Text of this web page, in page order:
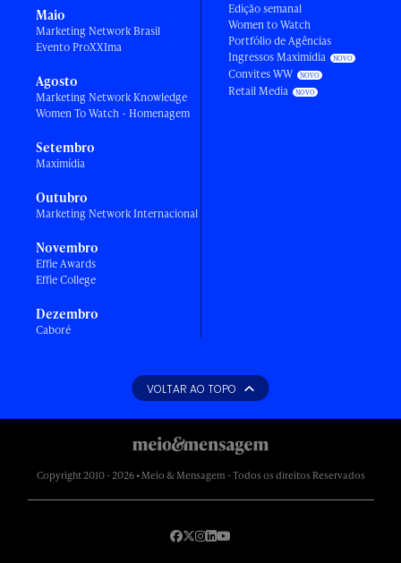
Maio
Marketing Network Brasil
Evento ProXXIma
Agosto
Marketing Network Knowledge
Women To Watch - Homenagem
Setembro
Maximídia
Outubro
Marketing Network Internacional
Novembro
Effie Awards
Effie College
Dezembro
Caboré
Edição semanal
Women to Watch
Portfólio de Agências
Ingressos Maximídia
Convites WW
Retail Media
VOLTAR AO TOPO
Copyright 2010 - 2026 • Meio & Mensagem - Todos os direitos Reservados